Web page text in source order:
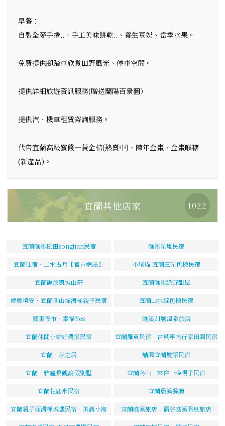
早餐：
自製全麥手捲..、手工美味餅乾..、養生豆奶、當季水果。
免費提供腳踏車欣賞田野風光、停車空間。
提供詳細旅遊資訊服務(贈送蘭陽百景圖）
提供汽、機車租賃咨詢服務。
代售宜蘭高級蜜餞—黃金桔(熱賣中)、陳年金棗、金棗喉糖
(新產品)。
宜蘭其他店家 1022
宜蘭礁溪松田songtian民宿 礁溪星嵐民宿
宜蘭住宿‧二水古月【官方網站】 小尾貓-宜蘭三星包棟民宿
宜蘭礁溪凱城山莊 宜蘭礁溪綠野甜屋
蝶舞境安・宜蘭冬山溜滑梯親子民宿 宜蘭山水綻包棟民宿
羅東夜市‧幸福Yes 礁溪21號溫泉旅店
宜蘭休閒小站好農家民宿 宜蘭羅東民宿．古莫寧內行家田園民宿
宜蘭‧耘之居 喆園宜蘭雙語民宿
宜蘭．雅廬景觀渡假別墅 宜蘭冬山‧來住一晚親子民宿
宜蘭花鹿米民宿 宜蘭晨溪餐廳
宜蘭親子溜滑梯城堡民宿．美滿小窩 宜蘭礁溪旅店‧偶浴礁溪溫泉旅店